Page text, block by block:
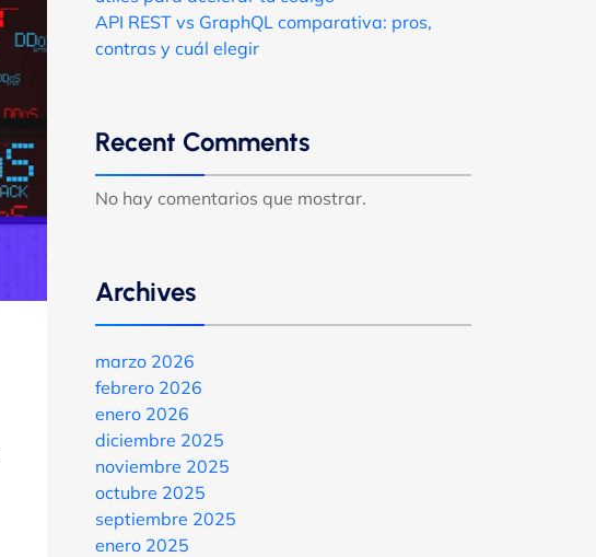
API REST vs GraphQL comparativa: pros,
contras y cuál elegir
Recent Comments
No hay comentarios que mostrar.
Archives
marzo 2026
febrero 2026
enero 2026
diciembre 2025
noviembre 2025
octubre 2025
septiembre 2025
enero 2025